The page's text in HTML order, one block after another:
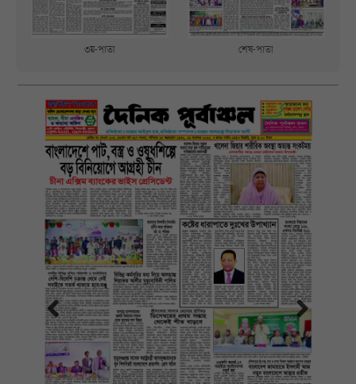
৩য়-পাতা শেষ-পাতা